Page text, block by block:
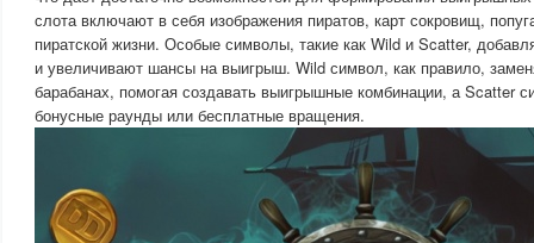
слота включают в себя изображения пиратов, карт сокровищ,
пиратской жизни. Особые символы, такие как Wild и Scatter,
и увеличивают шансы на выигрыш. Wild символ, как правило,
барабанах, помогая создавать выигрышные комбинации, а Scatter
бонусные раунды или бесплатные вращения.